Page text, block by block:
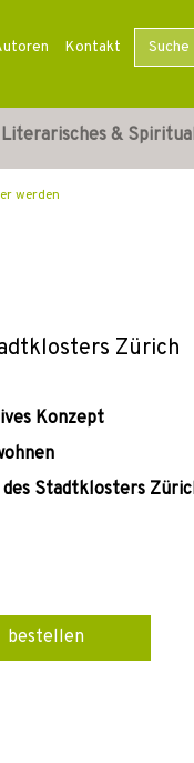
Kontakt
Literarisches &
werden
Zürich
Konzept
Stadtklosters
bestellen